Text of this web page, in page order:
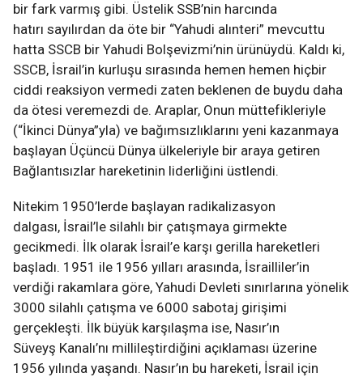
bir fark varmış gibi. Üstelik SSB’nin harcında
hatırı sayılırdan da öte bir “Yahudi alınteri” mevcuttu
hatta SSCB bir Yahudi Bolşevizmi’nin ürünüydü. Kaldı ki,
SSCB, İsrail’in kurluşu sırasında hemen hemen hiçbir
ciddi reaksiyon vermedi zaten beklenen de buydu daha
da ötesi veremezdi de. Araplar, Onun müttefikleriyle
(“İkinci Dünya”yla) ve bağımsızlıklarını yeni kazanmaya
başlayan Üçüncü Dünya ülkeleriyle bir araya getiren
Bağlantısızlar hareketinin liderliğini üstlendi.
Nitekim 1950’lerde başlayan radikalizasyon
dalgası, İsrail’le silahlı bir çatışmaya girmekte
gecikmedi. İlk olarak İsrail’e karşı gerilla hareketleri
başladı. 1951 ile 1956 yılları arasında, İsrailliler’in
verdiği rakamlara göre, Yahudi Devleti sınırlarına yönelik
3000 silahlı çatışma ve 6000 sabotaj girişimi
gerçekleşti. İlk büyük karşılaşma ise, Nasır’ın
Süveyş Kanalı’nı millileştirdiğini açıklaması üzerine
1956 yılında yaşandı. Nasır’ın bu hareketi, İsrail için